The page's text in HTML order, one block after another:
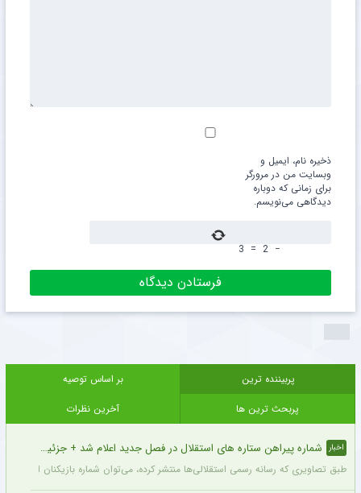
ذخیره نام، ایمیل و
وبسایت من در مرورگر
برای زمانی که دوباره
دیدگاهی می‌نویسم.
−
2
=
3
پربیننده ترین
بر اساس توصیه
پربحث ترین ها
آخرین نظرات
اخبار شماره پیراهن ستاره های استقلال در فصل جدید اعلام شد + جزئیات
طبق تصاویری که رسانه رسمی استقلالی‌ها منتشر کرده، می‌توان شماره بازیکنان این